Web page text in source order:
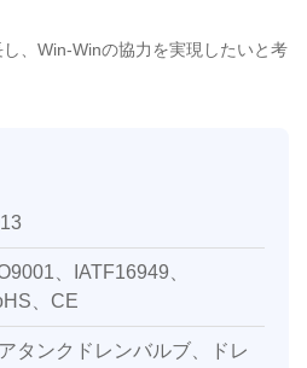
、Win-Winの協力を実現したいと考
、IATF16949、
、CE
タンクドレンバルブ、ドレ